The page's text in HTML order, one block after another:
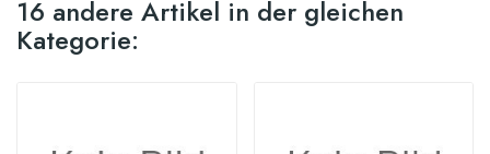
16 andere Artikel in der gleichen
Kategorie: